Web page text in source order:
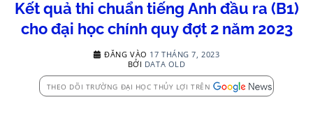
Kết quả thi chuẩn tiếng Anh đầu ra (B1)
cho đại học chính quy đợt 2 năm 2023
ĐĂNG VÀO 17 THÁNG 7, 2023
BỞI DATA OLD
THEO DÕI TRƯỜNG ĐẠI HỌC THỦY LỢI TRÊN